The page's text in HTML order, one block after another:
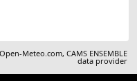
Open-Meteo.com,CAMS ENSEMBLE
data provider